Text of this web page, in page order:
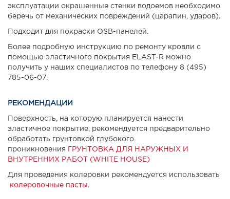
эксплуатации окрашенные стенки водоемов необходимо
беречь от механических повреждений (царапин, ударов).
Подходит для покраски OSB-панелей.
Более подробную инструкцию по ремонту кровли с
помощью эластичного покрытия ELAST-R можно
получить у наших специалистов по телефону 8 (495)
785-06-07.
РЕКОМЕНДАЦИИ
Поверхность, на которую планируется нанести
эластичное покрытие, рекомендуется предварительно
обработать грунтовкой глубокого
проникновения
ГРУНТОВКА ДЛЯ НАРУЖНЫХ И
ВНУТРЕННИХ РАБОТ (WHITE HOUSE)
Для проведения колеровки рекомендуется использовать
колеровочные пасты .